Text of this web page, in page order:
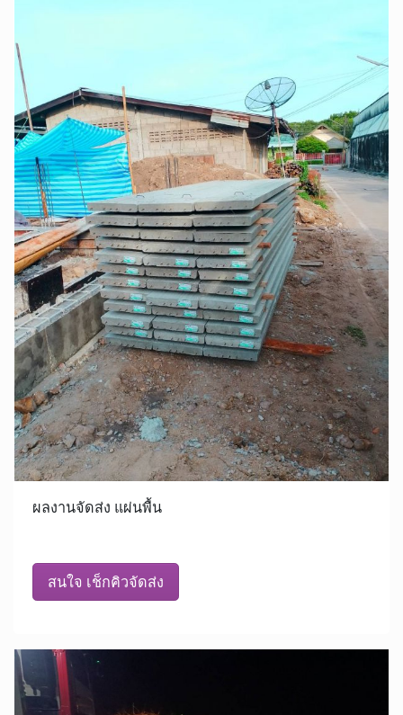
ผลงานจัดส่ง แผ่นพื้น
สนใจ เช็กคิวจัดส่ง